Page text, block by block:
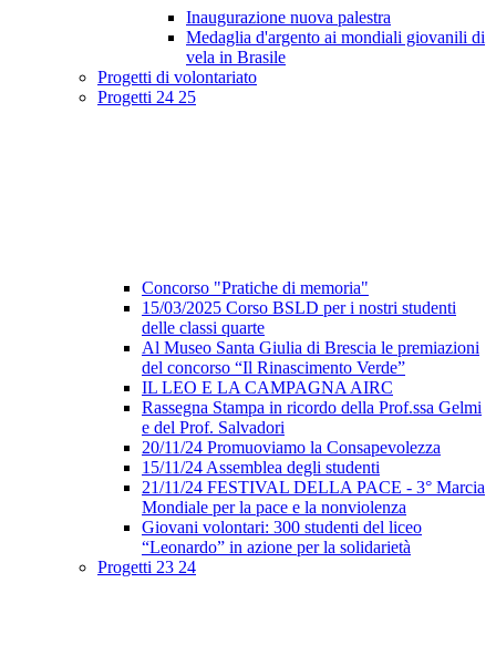
Inaugurazione nuova palestra
Medaglia d'argento ai mondiali giovanili di
vela in Brasile
Progetti di volontariato
Progetti 24 25
Concorso "Pratiche di memoria"
15/03/2025 Corso BSLD per i nostri studenti
delle classi quarte
Al Museo Santa Giulia di Brescia le premiazioni
del concorso “Il Rinascimento Verde”
IL LEO E LA CAMPAGNA AIRC
Rassegna Stampa in ricordo della Prof.ssa Gelmi
e del Prof. Salvadori
20/11/24 Promuoviamo la Consapevolezza
15/11/24 Assemblea degli studenti
21/11/24 FESTIVAL DELLA PACE - 3° Marcia
Mondiale per la pace e la nonviolenza
Giovani volontari: 300 studenti del liceo
“Leonardo” in azione per la solidarietà
Progetti 23 24